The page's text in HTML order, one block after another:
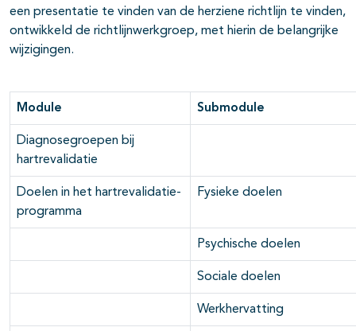
een presentatie te vinden van de herziene richtlijn te vinden,
ontwikkeld de richtlijnwerkgroep, met hierin de belangrijke
wijzigingen.
Module Submodule
Diagnosegroepen bij
hartrevalidatie
Doelen in het hartrevalidatie-
programma
Fysieke doelen
Psychische doelen
Sociale doelen
Werkhervatting